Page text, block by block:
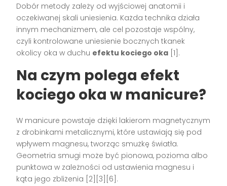
Dobór metody zależy od wyjściowej anatomii i
oczekiwanej skali uniesienia. Każda technika działa
innym mechanizmem, ale cel pozostaje wspólny,
czyli kontrolowane uniesienie bocznych tkanek
okolicy oka w duchu efektu kociego oka [1].
Na czym polega efekt
kociego oka w manicure?
W manicure powstaje dzięki lakierom magnetycznym
z drobinkami metalicznymi, które ustawiają się pod
wpływem magnesu, tworząc smużkę światła.
Geometria smugi może być pionowa, pozioma albo
punktowa w zależności od ustawienia magnesu i
kąta jego zbliżenia [2][3][6].